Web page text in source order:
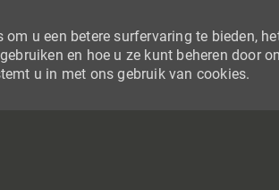
om u een betere surfervaring te bieden,
en hoe u ze kunt beheren door
u in met ons gebruik van cookies.